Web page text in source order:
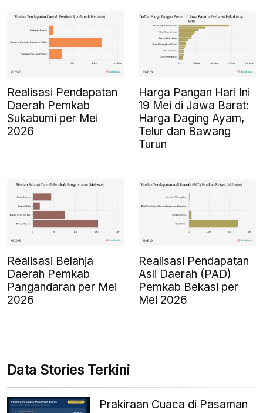
Realisasi Pendapatan
Daerah Pemkab
Sukabumi per Mei
2026
Harga Pangan Hari Ini
19 Mei di Jawa Barat:
Harga Daging Ayam,
Telur dan Bawang
Turun
Realisasi Belanja
Daerah Pemkab
Pangandaran per Mei
2026
Realisasi Pendapatan
Asli Daerah (PAD)
Pemkab Bekasi per
Mei 2026
Data Stories Terkini
Prakiraan Cuaca di Pasaman